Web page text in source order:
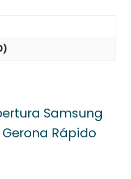
Samsung
Gerona Rápido